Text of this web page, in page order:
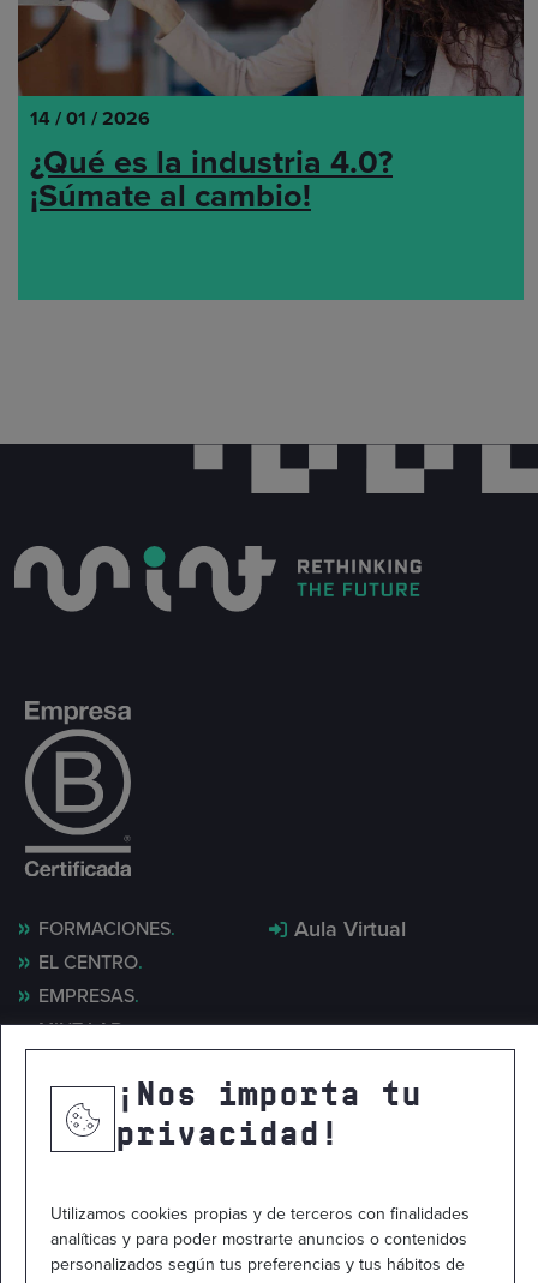
14 / 01 / 2026
¿Qué es la industria 4.0?
¡Súmate al cambio!
FORMACIONES
EL CENTRO
EMPRESAS
MINT LAB
CONTACTO
Aula Virtual
¡Nos importa tu
privacidad!
Utilizamos cookies propias y de terceros con finalidades
analíticas y para poder mostrarte anuncios o contenidos
personalizados según tus preferencias y tus hábitos de